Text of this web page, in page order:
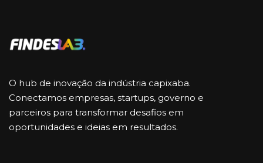
O hub de inovação da indústria capixaba.
Conectamos empresas, startups, governo e
parceiros para transformar desafios em
oportunidades e ideias em resultados.